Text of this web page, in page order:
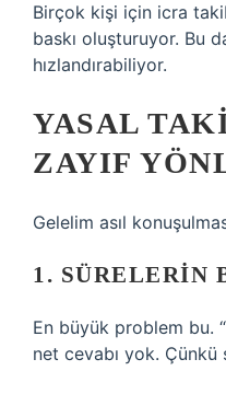
Birçok kişi için icra
baskı oluşturuyor. Bu
hızlandırabiliyor.
YASAL
ZAYIF
Gelelim asıl
1. SÜRELERIN
En büyük problem bu.
net cevabı yok.